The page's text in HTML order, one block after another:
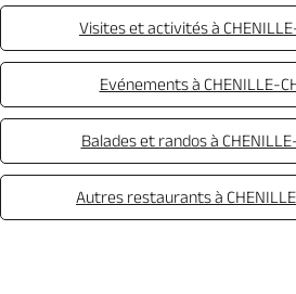
Visites et activités à
Evénements à CHENILLE-
Balades et randos à
Autres restaurants à